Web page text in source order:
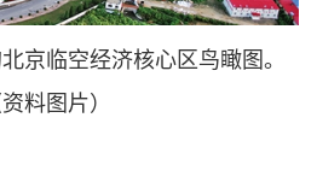
京临空经济核心区鸟瞰图。
资料图片）